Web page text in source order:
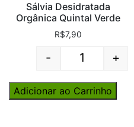
Sálvia Desidratada
Orgânica Quintal Verde
R$7,90
Quantity
- +
Adicionar ao Carrinho